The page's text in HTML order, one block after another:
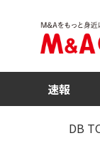
速報
DB